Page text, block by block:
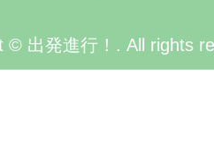
© 出発進行！. All rights